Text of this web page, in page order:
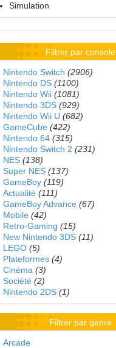
Simulation
Filtrer par console
Nintendo Switch (2906)
Nintendo DS (1100)
Nintendo Wii (1081)
Nintendo 3DS (929)
Nintendo Wii U (682)
GameCube (422)
Nintendo 64 (315)
Nintendo Switch 2 (231)
NES (138)
Super NES (137)
GameBoy (119)
Actualité (111)
GameBoy Advance (67)
Mobile (42)
Retro-Gaming (15)
New Nintendo 3DS (11)
LEGO (5)
Plateformes (4)
Cinéma (3)
Société (2)
Nintendo 2DS (1)
Filtrer par genre
Arcade